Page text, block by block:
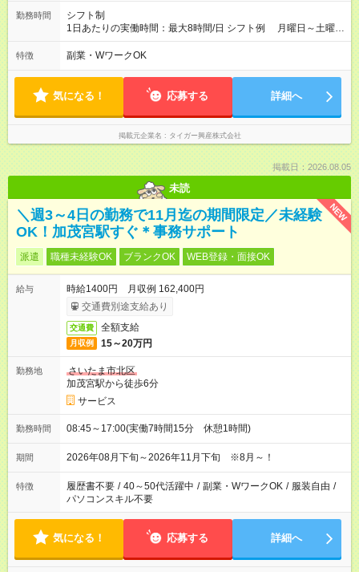
勤務時間
シフト制
1日あたりの実働時間：最大8時間/日 シフト例 月曜日～土曜日
・９時００分～１８：００ 週15時間以上
特徴 副業・WワークOK
気になる！ 応募する 詳細へ
掲載元企業名 タイガー興産株式会社
掲載日：2026.08.05
未読
NEW
＼週3～4日の勤務で11月迄の期間限定／未経験
OK！加茂宮駅すぐ＊事務サポート
派遣 職種未経験OK ブランクOK WEB登録・面接OK
給与
時給1400円 月収例 162,400円
交通費別途支給あり
交通費 全額支給
月収例 15～20万円
勤務地
さいたま市北区
加茂宮駅から徒歩6分
サービス
勤務時間 08:45～17:00(実働7時間15分 休憩1時間)
期間 2026年08月下旬～2026年11月下旬 ※8月～！
特徴 履歴書不要 / 40～50代活躍中 / 副業・WワークOK / 服装自由 /
パソコンスキル不要
気になる！ 応募する 詳細へ